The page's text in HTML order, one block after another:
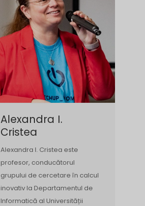
Alexandra I.
Cristea
Alexandra I. Cristea este
profesor, conducătorul
grupului de cercetare în calcul
inovativ la Departamentul de
Informatică al Universității